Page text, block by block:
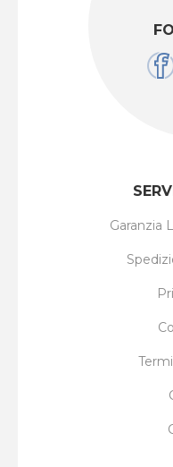
Garanzia